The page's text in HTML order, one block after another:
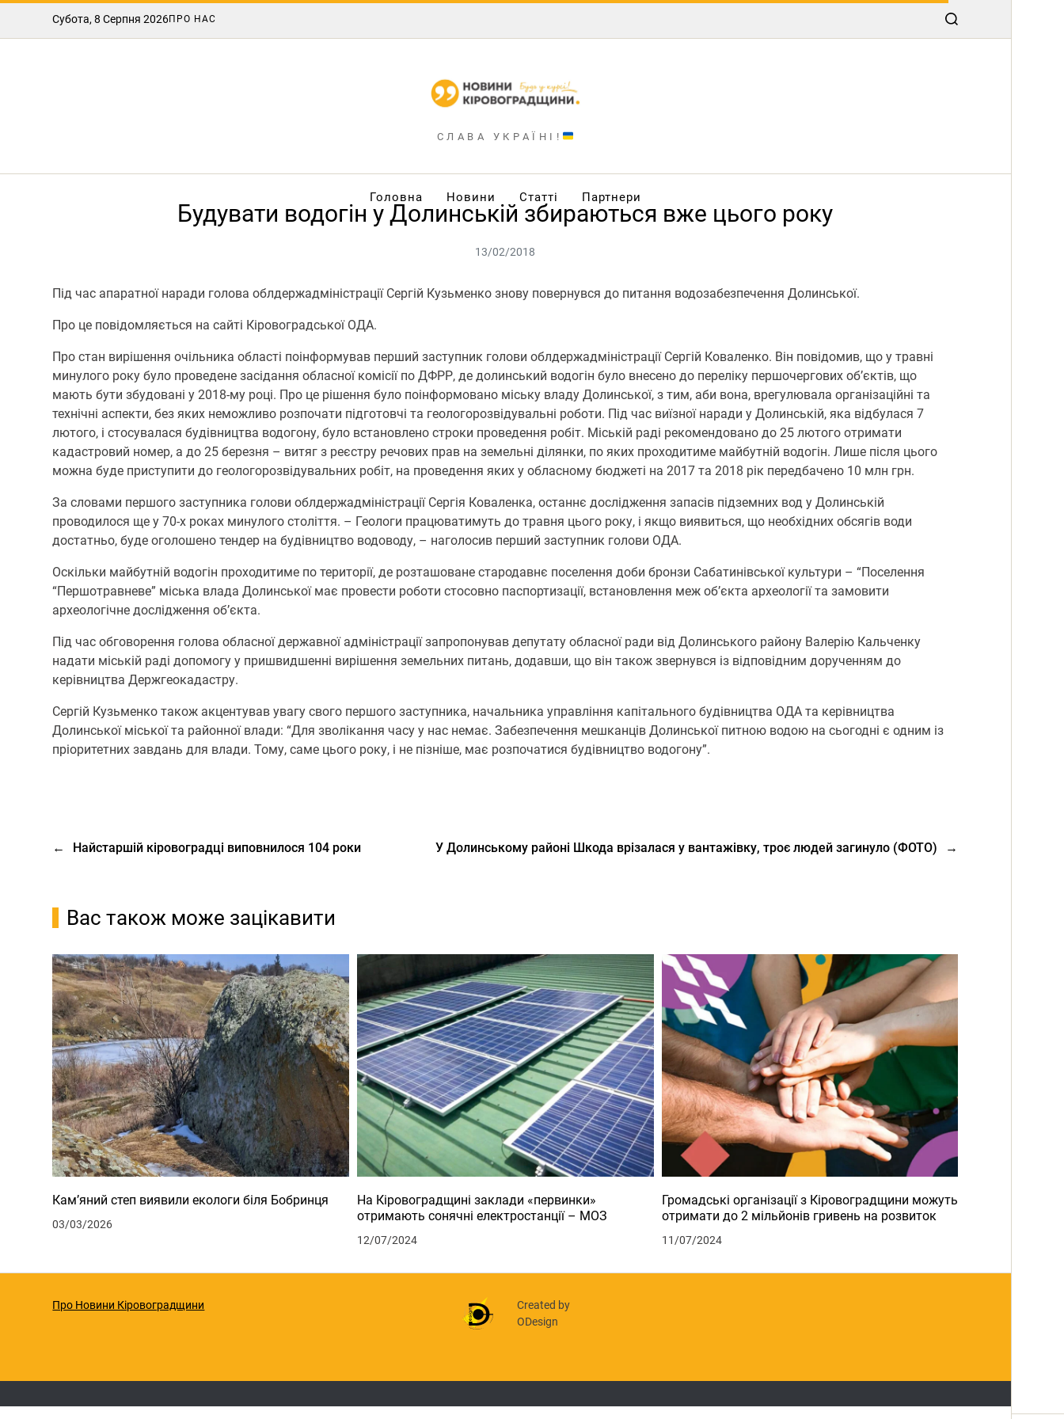
Субота, 8 Серпня 2026ПРО НАС
СЛАВА УКРАЇНІ!
Головна Новини Статті Партнери
Будувати водогін у Долинській збираються вже цього року
13/02/2018
Під час апаратної наради голова облдержадміністрації Сергій Кузьменко знову повернувся до питання водозабезпечення Долинської.
Про це повідомляється на сайті Кіровоградської ОДА.
Про стан вирішення очільника області поінформував перший заступник голови облдержадміністрації Сергій Коваленко. Він повідомив, що у травні
минулого року було проведене засідання обласної комісії по ДФРР, де долинський водогін було внесено до переліку першочергових об’єктів, що
мають бути збудовані у 2018-му році. Про це рішення було поінформовано міську владу Долинської, з тим, аби вона, врегулювала організаційні та
технічні аспекти, без яких неможливо розпочати підготовчі та геологорозвідувальні роботи. Під час виїзної наради у Долинській, яка відбулася 7
лютого, і стосувалася будівництва водогону, було встановлено строки проведення робіт. Міській раді рекомендовано до 25 лютого отримати
кадастровий номер, а до 25 березня – витяг з реєстру речових прав на земельні ділянки, по яких проходитиме майбутній водогін. Лише після цього
можна буде приступити до геологорозвідувальних робіт, на проведення яких у обласному бюджеті на 2017 та 2018 рік передбачено 10 млн грн.
За словами першого заступника голови облдержадміністрації Сергія Коваленка, останнє дослідження запасів підземних вод у Долинській
проводилося ще у 70-х роках минулого століття. – Геологи працюватимуть до травня цього року, і якщо виявиться, що необхідних обсягів води
достатньо, буде оголошено тендер на будівництво водоводу, – наголосив перший заступник голови ОДА.
Оскільки майбутній водогін проходитиме по території, де розташоване стародавнє поселення доби бронзи Сабатинівської культури – “Поселення
“Першотравневе” міська влада Долинської має провести роботи стосовно паспортизації, встановлення меж об’єкта археології та замовити
археологічне дослідження об’єкта.
Під час обговорення голова обласної державної адміністрації запропонував депутату обласної ради від Долинського району Валерію Кальченку
надати міській раді допомогу у пришвидшенні вирішення земельних питань, додавши, що він також звернувся із відповідним дорученням до
керівництва Держгеокадастру.
Сергій Кузьменко також акцентував увагу свого першого заступника, начальника управління капітального будівництва ОДА та керівництва
Долинської міської та районної влади: “Для зволікання часу у нас немає. Забезпечення мешканців Долинської питною водою на сьогодні є одним із
пріоритетних завдань для влади. Тому, саме цього року, і не пізніше, має розпочатися будівництво водогону”.
← Найстаршій кіровоградці виповнилося 104 роки →
У Долинському районі Шкода врізалася у вантажівку, троє людей загинуло (ФОТО)
Вас також може зацікавити
Кам’яний степ виявили екологи біля Бобринця
03/03/2026
На Кіровоградщині заклади «первинки»
отримають сонячні електростанції – МОЗ
12/07/2024
Громадські організації з Кіровоградщини можуть
отримати до 2 мільйонів гривень на розвиток
11/07/2024
Про Новини Кіровоградщини
Created by
ODesign